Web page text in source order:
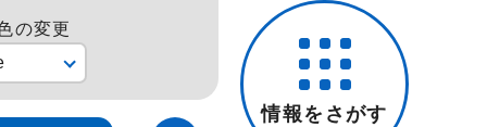
の変更
情報をさがす